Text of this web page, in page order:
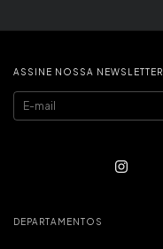
ASSINE NOSSA NEWSLETTER
DEPARTAMENTOS